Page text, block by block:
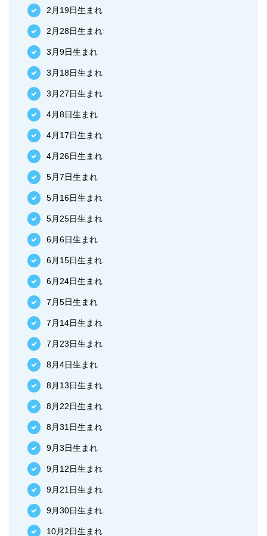
2月19日生まれ
2月28日生まれ
3月9日生まれ
3月18日生まれ
3月27日生まれ
4月8日生まれ
4月17日生まれ
4月26日生まれ
5月7日生まれ
5月16日生まれ
5月25日生まれ
6月6日生まれ
6月15日生まれ
6月24日生まれ
7月5日生まれ
7月14日生まれ
7月23日生まれ
8月4日生まれ
8月13日生まれ
8月22日生まれ
8月31日生まれ
9月3日生まれ
9月12日生まれ
9月21日生まれ
9月30日生まれ
10月2日生まれ